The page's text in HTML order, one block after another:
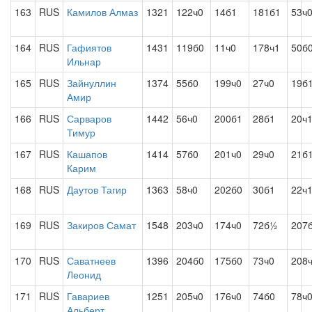
163 RUS Камилов Алмаз 1321 122ч0 14б1 181б1 53ч0
164 RUS Гафиятов
Ильнар
1431 119б0 11ч0 178ч1
165 RUS Зайнуллин
Амир
1374 55б0 199ч0 27ч0
166 RUS Сарваров
Тимур
1442 56ч0 200б1 28б1 20ч1
167 RUS Кашапов
Карим
1414 57б0 201ч0 29ч0
168 RUS Даутов Тагир 1363 58ч0 202б0 30б1 22ч1
169 RUS Закиров Самат 1548 203ч0 174ч0 72б½
170 RUS Саватнеев
Леонид
1396 204б0 175б0 73ч0
171 RUS Гавариев
1251 205ч0 176ч0 74б0 78ч0